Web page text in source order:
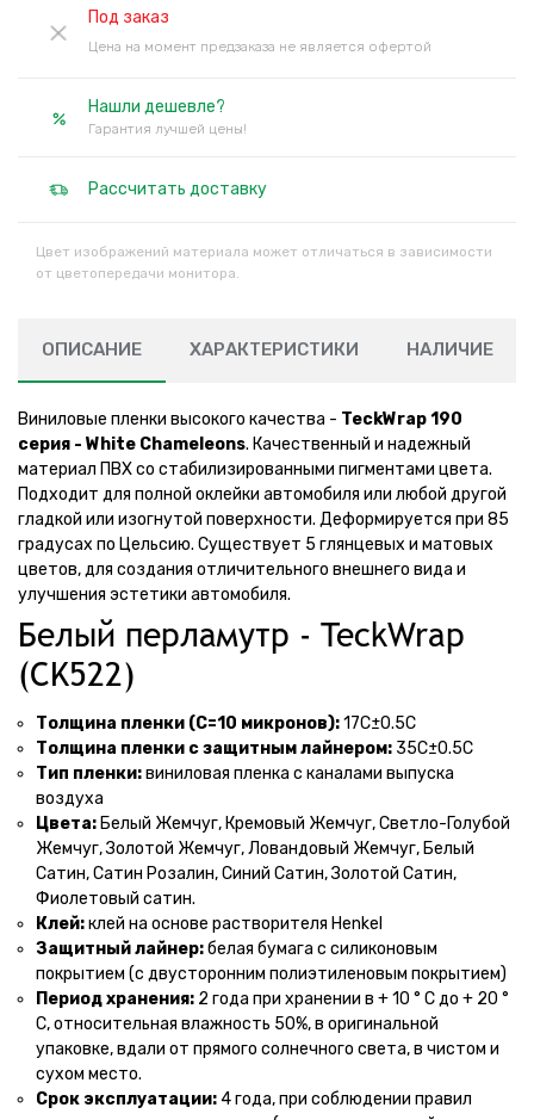
Под заказ
Цена на момент предзаказа не является офертой
Нашли дешевле?
Гарантия лучшей цены!
Рассчитать доставку
Цвет изображений материала может отличаться в зависимости
от цветопередачи монитора.
ОПИСАНИЕ ХАРАКТЕРИСТИКИ НАЛИЧИЕ
Виниловые пленки высокого качества - TeckWrap 190
серия - White Chameleons. Качественный и надежный
материал ПВХ со стабилизированными пигментами цвета.
Подходит для полной оклейки автомобиля или любой другой
гладкой или изогнутой поверхности. Деформируется при 85
градусах по Цельсию. Существует 5 глянцевых и матовых
цветов, для создания отличительного внешнего вида и
улучшения эстетики автомобиля.
Белый перламутр - TeckWrap
(CK522)
Толщина пленки (С=10 микронов):17С±0.5С
Толщина пленки с защитным лайнером: 35С±0.5С
Тип пленки:виниловая пленка с каналами выпуска
воздуха
Цвета: Белый Жемчуг, Кремовый Жемчуг, Светло-Голубой
Жемчуг, Золотой Жемчуг, Ловандовый Жемчуг, Белый
Сатин, Сатин Розалин, Синий Сатин, Золотой Сатин,
Фиолетовый сатин.
Клей:клей на основе растворителя Henkel
Защитный лайнер:белая бумага с силиконовым
покрытием (с двусторонним полиэтиленовым покрытием)
Период хранения: 2 года при хранении в + 10 ° С до + 20 °
С, относительная влажность 50%, в оригинальной
упаковке, вдали от прямого солнечного света, в чистом и
сухом место.
Срок эксплуатации:4 года, при соблюдении правил